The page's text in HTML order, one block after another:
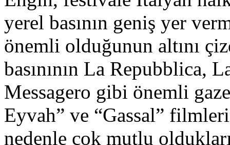
yerel basının geniş yer
önemli olduğunun altını
basınının La Repubblica,
Messagero gibi önemli
Eyvah” ve “Gassal”
nedenle çok mutlu